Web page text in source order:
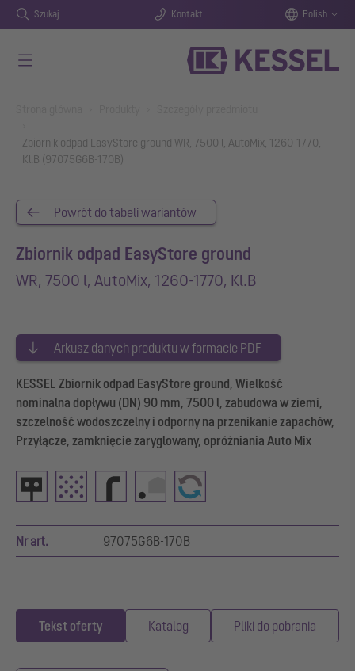
Szukaj Kontakt Polish
Zbiornik odpad EasyStore ground WR, 7500 l, AutoMix, 1260-1770,
Kl.B (97075G6B-170B)
Powrót do tabeli wariantów
Zbiornik odpad EasyStore ground
WR, 7500 l, AutoMix, 1260-1770, Kl.B
Arkusz danych produktu w formacie PDF
KESSEL Zbiornik odpad EasyStore ground, Wielkość
nominalna dopływu (DN) 90 mm, 7500 l, zabudowa w ziemi,
szczelność wodoszczelny i odporny na przenikanie zapachów,
Przyłącze, zamknięcie zaryglowany, opróżniania Auto Mix
Nr art. 97075G6B-170B
Tekst oferty Katalog Pliki do pobrania